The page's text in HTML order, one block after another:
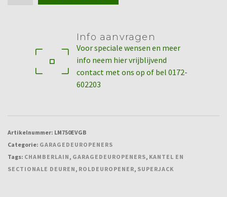
Info aanvragen
Voor speciale wensen en meer
info neem hier vrijblijvend
contact met ons op of bel 0172-
602203
Artikelnummer: LM750EVGB
Categorie: GARAGEDEUROPENERS
Tags: CHAMBERLAIN , GARAGEDEUROPENERS, KANTEL EN
SECTIONALE DEUREN , ROLDEUROPENER, SUPERJACK